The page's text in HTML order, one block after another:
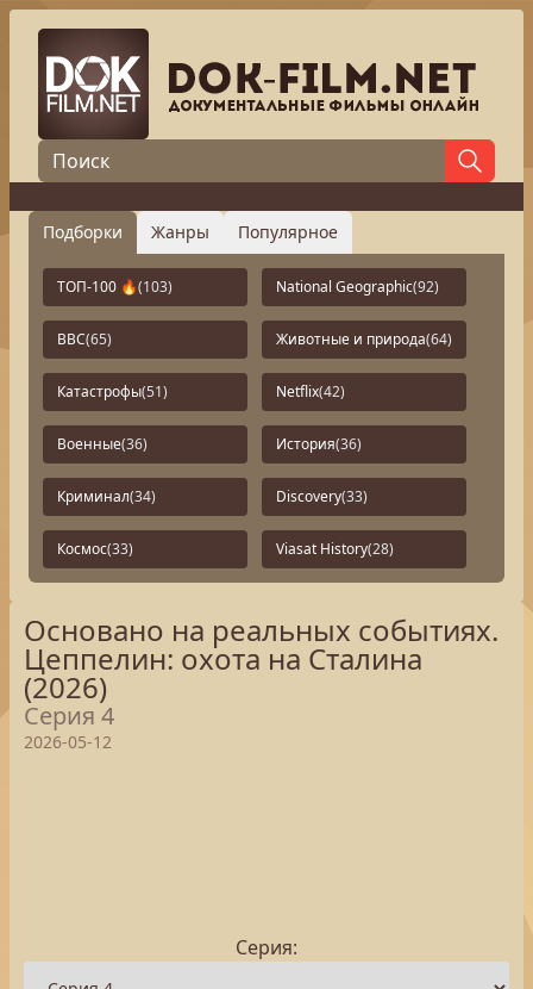
Подборки Жанры Популярное
ТОП-100 🔥(103) National Geographic(92)
BBC(65) Животные и природа(64)
Катастрофы(51) Netflix(42)
Военные(36) История(36)
Криминал(34) Discovery(33)
Космос(33) Viasat History(28)
Основано на реальных событиях.
Цеппелин: охота на Сталина
(2026)
Серия 4
2026-05-12
Серия: